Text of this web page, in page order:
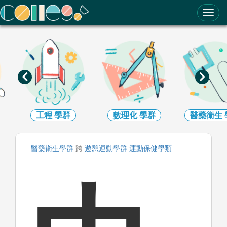
ColleGo! 大學選才與高中育才輔助系統
工程 學群 數理化學群 醫藥衛生
醫藥衛生學群 跨 遊憩運動學群 運動保健學類